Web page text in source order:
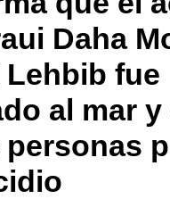
Daha
Lehbib fue
al mar y
personas